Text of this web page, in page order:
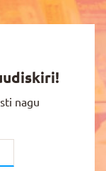
nagu